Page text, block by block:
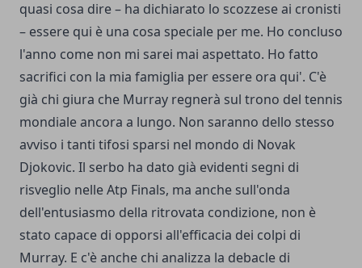
quasi cosa dire – ha dichiarato lo scozzese ai cronisti
– essere qui è una cosa speciale per me. Ho concluso
l'anno come non mi sarei mai aspettato. Ho fatto
sacrifici con la mia famiglia per essere ora qui'. C'è
già chi giura che Murray regnerà sul trono del tennis
mondiale ancora a lungo. Non saranno dello stesso
avviso i tanti tifosi sparsi nel mondo di Novak
Djokovic. Il serbo ha dato già evidenti segni di
risveglio nelle Atp Finals, ma anche sull'onda
dell'entusiasmo della ritrovata condizione, non è
stato capace di opporsi all'efficacia dei colpi di
Murray. E c'è anche chi analizza la debacle di